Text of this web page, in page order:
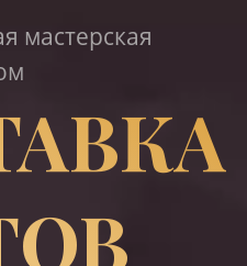
мастерская